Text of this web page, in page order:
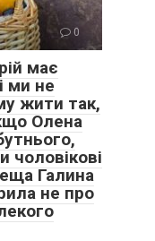
0
має
ми не
жити так,
Олена
чоловікові
Галина
не про